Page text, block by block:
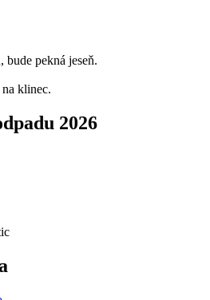
pekná jeseň.
klinec.
2026